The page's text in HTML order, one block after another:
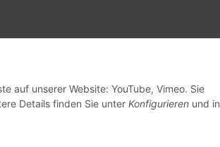
auf unserer Website: YouTube, Vimeo. Sie
Details finden Sie unter Konfigurieren und in